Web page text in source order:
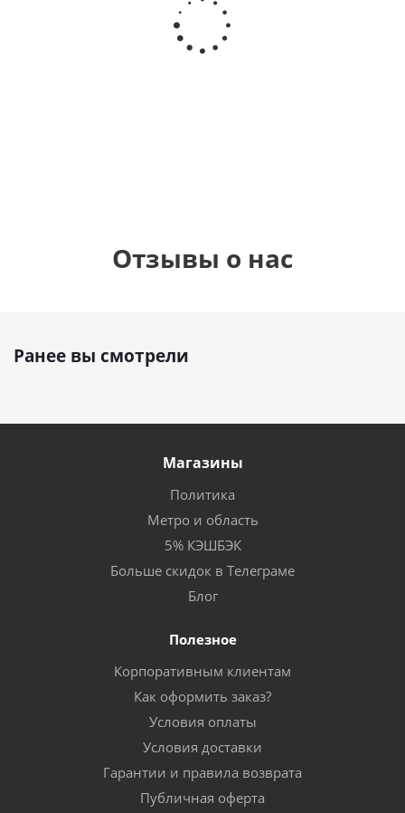
гелиевый
цифра 4
(40х102
Отзывы о нас
Ранее вы смотрели
Магазины
Политика
Метро и область
5% КЭШБЭК
Больше скидок в Телеграме
Блог
Полезное
Корпоративным клиентам
Как оформить заказ?
Условия оплаты
Условия доставки
Гарантии и правила возврата
Публичная оферта